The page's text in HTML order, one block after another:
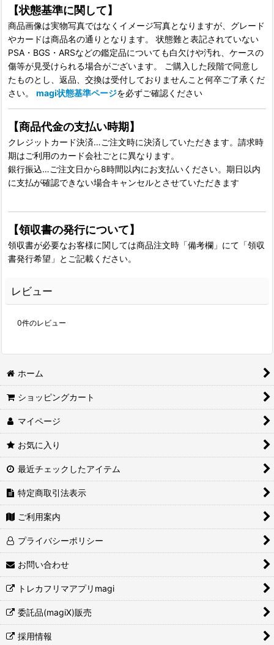
【状態基準に関して】
商品画像は実物写真ではなくイメージ写真となりますが、グレード
やカードは商品名の通りとなります。 状態難と表記されていない
PSA・BGS・ARSなどの鑑定品についても白欠けや汚れ、ケースの
傷等が見受けられる場合がございます。 ご購入した段階で同意し
たものとし、返品、交換は受付しておりませんこと何卒ご了承くだ
さい。 magi状態基準ページを必ずご確認ください
【商品代金の支払い時期】
クレジットカード決済…ご注文時に決済していただきます。請求時
期はご利用のカード会社ごとに異なります。
銀行振込…ご注文日から8時間以内にお支払いください。期日以内
に支払が確認できない場合キャンセルとさせていただきます
【領収書の発行について】
領収書が必要なお客様に関しては商品注文時「備考欄」にて「領収
書発行希望」とご記載ください。
レビュー
0件のレビュー
ホーム
ショッピングカート
マイページ
お気に入り
最近チェックしたアイテム
特定商取引法表示
ご利用案内
プライバシーポリシー
お問い合わせ
トレカフリマアプリmagi
委託品(magiX)販売
採用情報